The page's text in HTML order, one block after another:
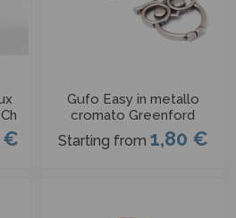
€
Gufo Easy in metallo
cromato Greenford
Starting from 1,80 €